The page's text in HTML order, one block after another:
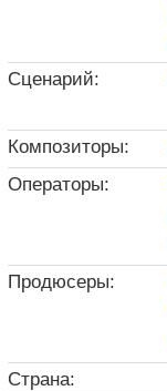
Сценарий:
Композиторы:
Операторы:
Продюсеры:
Страна: